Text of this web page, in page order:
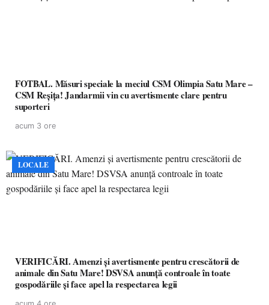
FOTBAL. Măsuri speciale la meciul CSM Olimpia Satu Mare –
CSM Reșița! Jandarmii vin cu avertismente clare pentru
suporteri
acum 3 ore
LOCALE
VERIFICĂRI. Amenzi și avertismente pentru crescătorii de
animale din Satu Mare! DSVSA anunță controale în toate
gospodăriile și face apel la respectarea legii